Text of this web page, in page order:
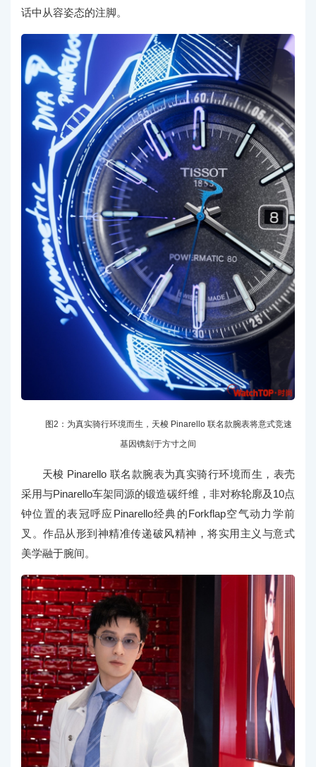
话中从容姿态的注脚。
图2：为真实骑行环境而生，天梭 Pinarello 联名款腕表将意式竞速
基因镌刻于方寸之间
天梭 Pinarello 联名款腕表为真实骑行环境而生，表壳
采用与Pinarello车架同源的锻造碳纤维，非对称轮廓及10点
钟位置的表冠呼应Pinarello经典的Forkflap空气动力学前
叉。作品从形到神精准传递破风精神，将实用主义与意式
美学融于腕间。